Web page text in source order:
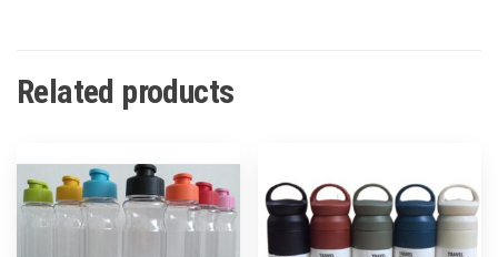
Related products